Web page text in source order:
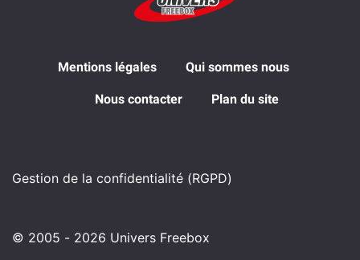
Mentions légales Qui sommes nous
Nous contacter Plan du site
Gestion de la confidentialité (RGPD)
© 2005 - 2026 Univers Freebox